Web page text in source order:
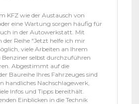
KFZ wie der Austausch von
eine Wartung sorgen häufig für
in der Autowerkstatt. Mit
der Reihe "Jetzt helfe ich mir
viele Arbeiten an Ihrem
Benziner selbst durchzuführen
Abgestimmt auf die
Baureihe Ihres Fahrzeuges sind
handliches Nachschlagewerk,
Infos und Tipps bereithält.
Einblicken in die Technik